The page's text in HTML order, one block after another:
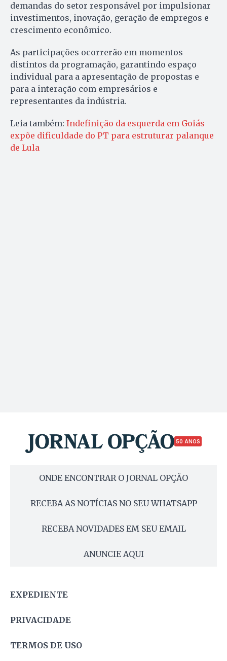
demandas do setor responsável por impulsionar
investimentos, inovação, geração de empregos e
crescimento econômico.
As participações ocorrerão em momentos
distintos da programação, garantindo espaço
individual para a apresentação de propostas e
para a interação com empresários e
representantes da indústria.
Leia também: Indefinição da esquerda em Goiás
expõe dificuldade do PT para estruturar palanque
de Lula
50 ANOS
ONDE ENCONTRAR O JORNAL OPÇÃO
RECEBA AS NOTÍCIAS NO SEU WHATSAPP
RECEBA NOVIDADES EM SEU EMAIL
ANUNCIE AQUI
EXPEDIENTE
PRIVACIDADE
TERMOS DE USO